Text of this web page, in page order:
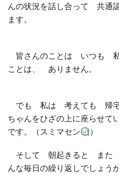
んの状況を話し合って 共通
ます。
皆さんのことは いつも
ことは、 ありません。
でも 私は 考えても 帰
ちゃんをひざの上に座らせて
です。（スミマセン
）
そして 朝起きると また
んな毎日の繰り返しでしょう